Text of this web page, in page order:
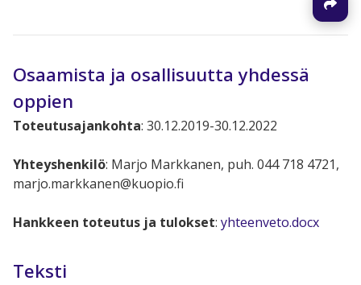
Osaamista ja osallisuutta yhdessä
oppien
Toteutusajankohta: 30.12.2019-30.12.2022
Yhteyshenkilö: Marjo Markkanen, puh. 044 718 4721,
marjo.markkanen@kuopio.fi
Hankkeen toteutus ja tulokset: yhteenveto.docx
Teksti